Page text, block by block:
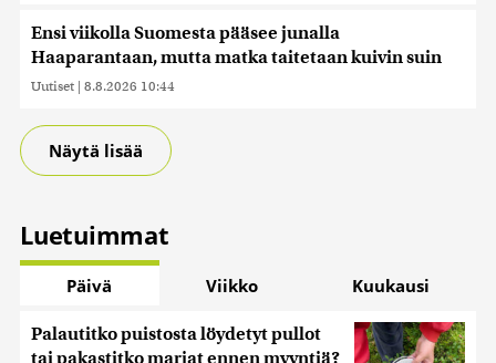
Ensi viikolla Suomesta pääsee junalla
Haaparantaan, mutta matka taitetaan kuivin suin
Uutiset | 8.8.2026 10:44
Näytä lisää
Luetuimmat
Päivä Viikko Kuukausi
Palautitko puistosta löydetyt pullot